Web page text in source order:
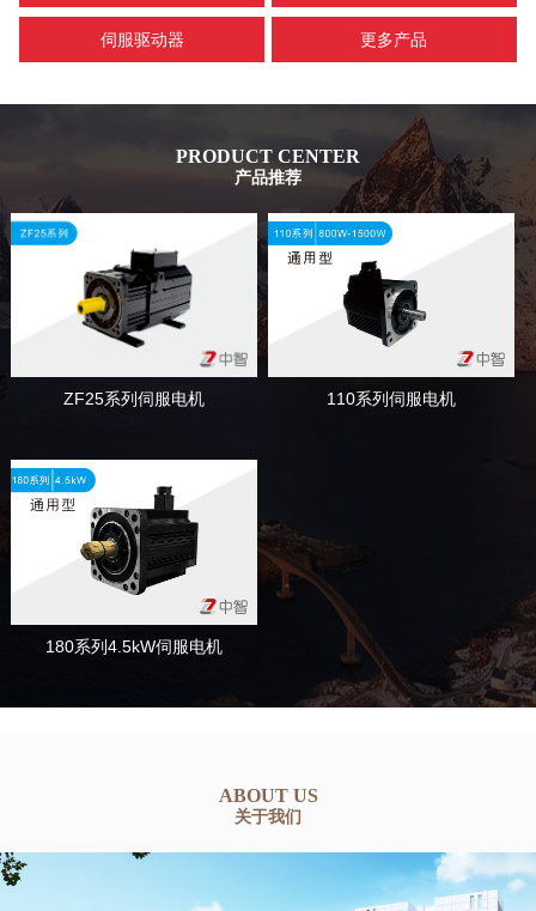
伺服驱动器 更多产品
PRODUCT CENTER
产品推荐
ZF25系列伺服电机 110系列伺服电机
180系列4.5kW伺服电机
ABOUT US
关于我们